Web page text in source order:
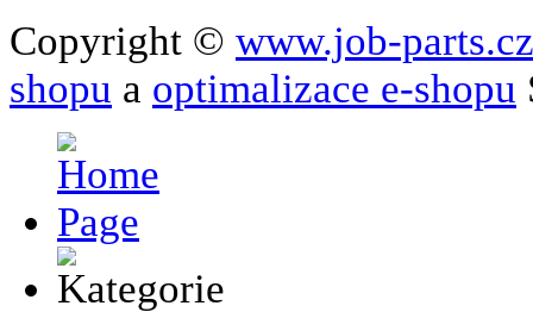
Copyright © www.job-parts.cz
shopu a optimalizace e-shopu